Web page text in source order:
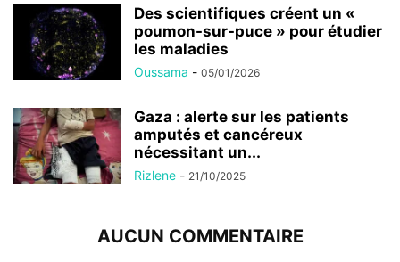
Des scientifiques créent un «
poumon-sur-puce » pour étudier
les maladies
Oussama - 05/01/2026
Gaza : alerte sur les patients
amputés et cancéreux
nécessitant un...
Rizlene - 21/10/2025
AUCUN COMMENTAIRE